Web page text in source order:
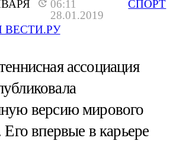
06:11
28.01.2019
ВЕСТИ.РУ
СПОРТ
ассоциация
версию мирового
Его впервые в карьере